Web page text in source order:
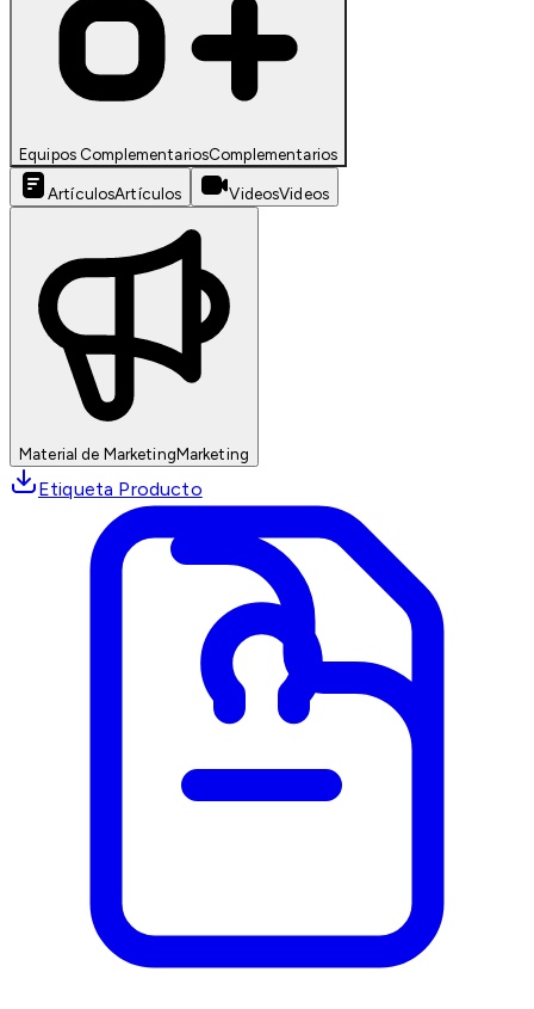
Equipos ComplementariosComplementarios
ArtículosArtículos VideosVideos
Material de MarketingMarketing
Etiqueta Producto